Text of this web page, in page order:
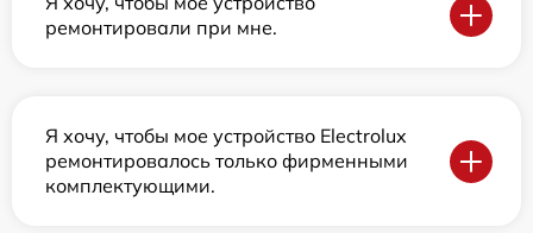
ремонтировали при мне.
Я хочу, чтобы мое устройство Electrolux
ремонтировалось только фирменными
комплектующими.